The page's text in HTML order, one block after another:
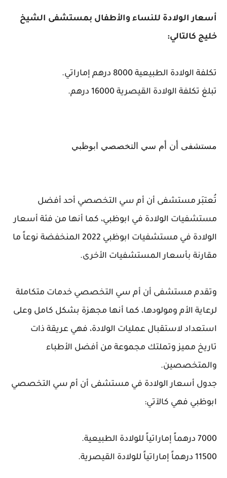
أسعار الولادة للنساء والأطفال بمستشفى الشيخ
خليج كالتالي:
تكلفة الولادة الطبيعية 8000 درهم إماراتي.
تبلغ تكلفة الولادة القيصرية 16000 درهم.
مستشفى أن أم سي التخصصي ابوظبي
تُعتبَر مستشفى أن أم سي التخصصي أحد أفضل
مستشفيات الولادة في ابوظبي، كما أنها من فئة أسعار
الولادة في مستشفيات ابوظبي 2022 المنخفضة نوعاً ما
مقارنة بأسعار المستشفيات الأخرى.
وتقدم مستشفى أن أم سي التخصصي خدمات متكاملة
لرعاية الأم ومولودها، كما أنها مجهزة بشكل كامل وعلى
استعداد لاستقبال عمليات الولادة، فهي عريقة ذات
تاريخ مميز وتملتك مجموعة من أفضل الأطباء
والمتخصصين.
جدول أسعار الولادة في مستشفى أن أم سي التخصصي
ابوظبي فهي كالآتي:
7000 درهماً إماراتياً للولادة الطبيعية.
11500 درهماً إماراتياً للولادة القيصرية.